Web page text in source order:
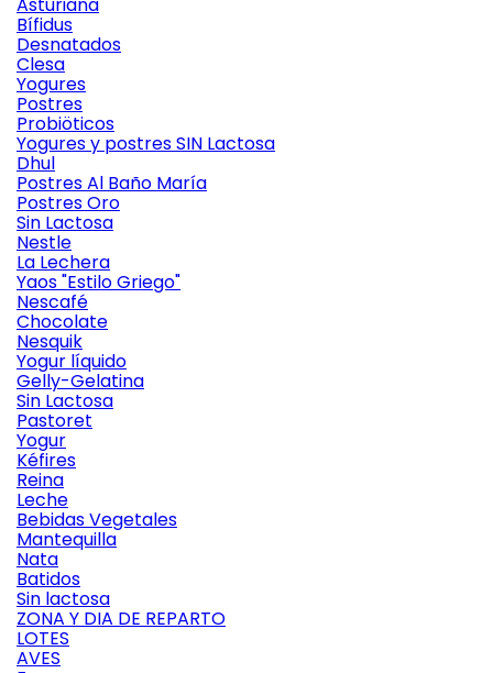
Bífidus
Desnatados
Clesa
Yogures
Postres
Probiöticos
Yogures y postres SIN Lactosa
Dhul
Postres Al Baño María
Postres Oro
Sin Lactosa
Nestle
La Lechera
Yaos "Estilo Griego"
Nescafé
Chocolate
Nesquik
Yogur líquido
Gelly-Gelatina
Sin Lactosa
Pastoret
Yogur
Kéfires
Reina
Leche
Bebidas Vegetales
Mantequilla
Nata
Batidos
Sin lactosa
ZONA Y DIA DE REPARTO
LOTES
AVES